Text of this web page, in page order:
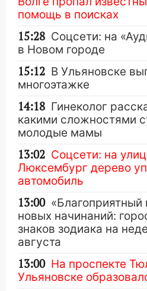
помощь в поисках
15:28 Соцсети: на
в Новом городе
15:12 В Ульяновске
многоэтажке
14:18 Гинеколог
какими сложностями
молодые мамы
13:02 Соцсети: на
Люксембург дерево
автомобиль
13:00 «Благоприятный
новых начинаний:
знаков зодиака на
августа
13:00 На проспекте
Ульяновске